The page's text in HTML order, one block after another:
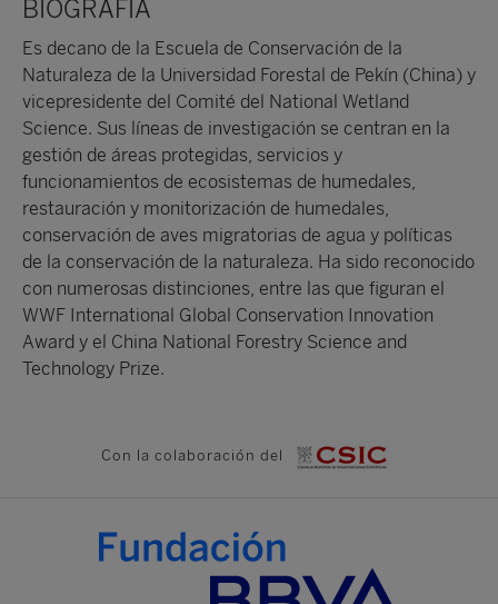
BIOGRAFÍA
Es decano de la Escuela de Conservación de la
Naturaleza de la Universidad Forestal de Pekín (China) y
vicepresidente del Comité del National Wetland
Science. Sus líneas de investigación se centran en la
gestión de áreas protegidas, servicios y
funcionamientos de ecosistemas de humedales,
restauración y monitorización de humedales,
conservación de aves migratorias de agua y políticas
de la conservación de la naturaleza. Ha sido reconocido
con numerosas distinciones, entre las que figuran el
WWF International Global Conservation Innovation
Award y el China National Forestry Science and
Technology Prize.
Con la colaboración del